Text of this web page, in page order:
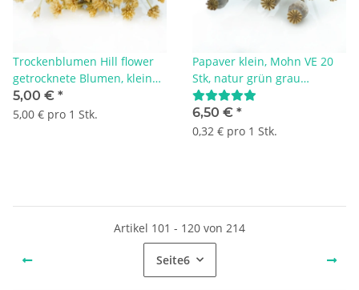
Trockenblumen Hill flower
getrocknete Blumen, kleine
Blüten mit Stiel, L ca. 40 cm,
natur hellbraun
5,00 € *
5,00 € pro 1 Stk.
Papaver klein, Mohn VE 20
Stk, natur grün grau
Trockenblumen mit Stiel L
ca. 20-35 cm
6,50 € *
0,32 € pro 1 Stk.
Artikel 101 - 120 von 214
Seite6